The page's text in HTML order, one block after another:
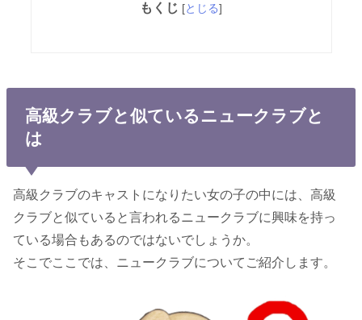
もくじ [とじる]
高級クラブと似ているニュークラブと
は
高級クラブのキャストになりたい女の子の中には、高級
クラブと似ていると言われるニュークラブに興味を持っ
ている場合もあるのではないでしょうか。
そこでここでは、ニュークラブについてご紹介します。